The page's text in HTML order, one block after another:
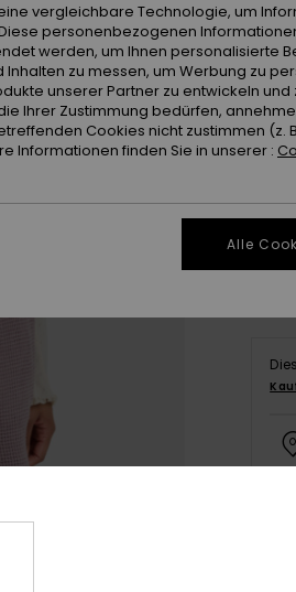
XS
vergleichbare Technologie, um
personenbezogenen
werden, um Ihnen personalisierte
zu messen, um Werbung zu
unserer Partner zu entwickeln und
Ihrer Zustimmung bedürfen,
Cookies nicht zustimmen (z.
Informationen finden Sie in unserer :
Alle